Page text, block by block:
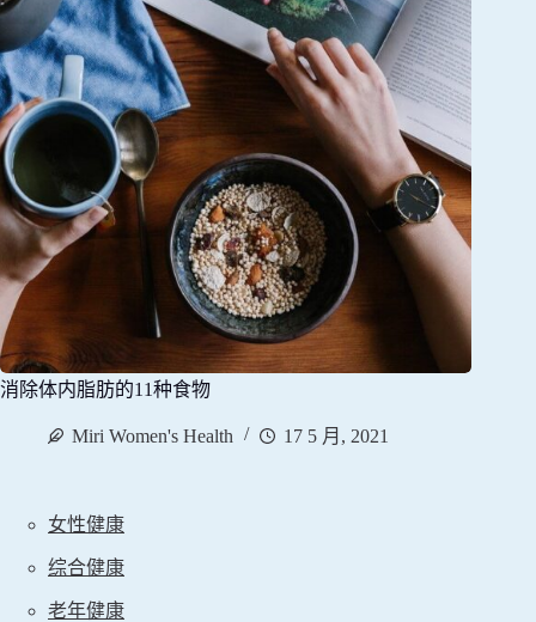
消除体内脂肪的11种食物
Miri Women's Health 17 5 月, 2021
女性健康
综合健康
老年健康